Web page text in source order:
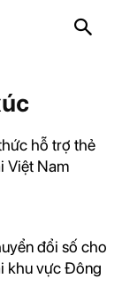
hỗ trợ thẻ
Việt Nam
đổi số cho
khu vực Đông